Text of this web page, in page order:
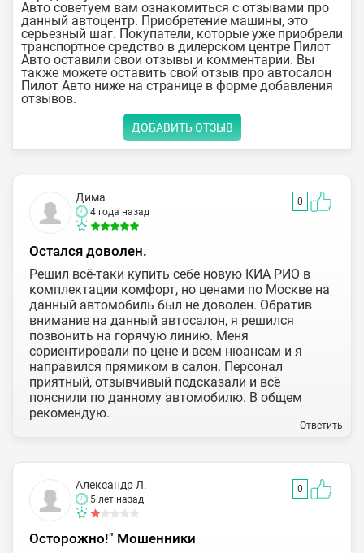
Авто советуем вам ознакомиться с отзывами про
данный автоцентр. Приобретение машины, это
серьезный шаг. Покупатели, которые уже приобрели
транспортное средство в дилерском центре Пилот
Авто оставили свои отзывы и комментарии. Вы
также можете оставить свой отзыв про автосалон
Пилот Авто ниже на странице в форме добавления
отзывов.
ДОБАВИТЬ ОТЗЫВ
Дима
4 года назад
0
Остался доволен.
Решил всё-таки купить себе новую КИА РИО в
комплектации комфорт, но ценами по Москве на
данный автомобиль был не доволен. Обратив
внимание на данный автосалон, я решился
позвонить на горячую линию. Меня
сориентировали по цене и всем нюансам и я
направился прямиком в салон. Персонал
приятный, отзывчивый подсказали и всё
пояснили по данному автомобилю. В общем
рекомендую.
Ответить
Александр Л.
5 лет назад
0
Осторожно!" Мошенники